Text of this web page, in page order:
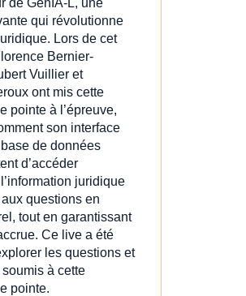
de GenIA‑L, une
qui révolutionne
Lors de cet
Bernier-
Vuillier et
ont mis cette
pointe à l’épreuve,
son interface
de données
d’accéder
juridique
questions en
tout en garantissant
Ce live a été
les questions et
à cette
pointe.